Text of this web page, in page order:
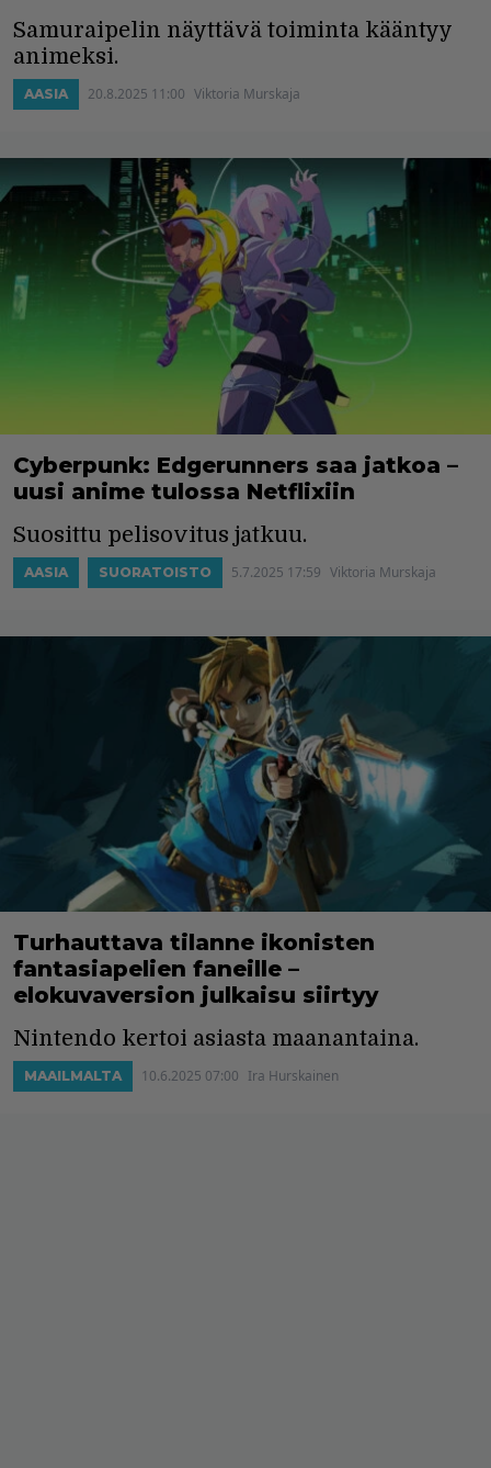
Samuraipelin näyttävä toiminta kääntyy
animeksi.
AASIA 20.8.2025 11:00 Viktoria Murskaja
Cyberpunk: Edgerunners saa jatkoa –
uusi anime tulossa Netflixiin
Suosittu pelisovitus jatkuu.
AASIA SUORATOISTO 5.7.2025 17:59 Viktoria Murskaja
Turhauttava tilanne ikonisten
fantasiapelien faneille –
elokuvaversion julkaisu siirtyy
Nintendo kertoi asiasta maanantaina.
MAAILMALTA 10.6.2025 07:00 Ira Hurskainen